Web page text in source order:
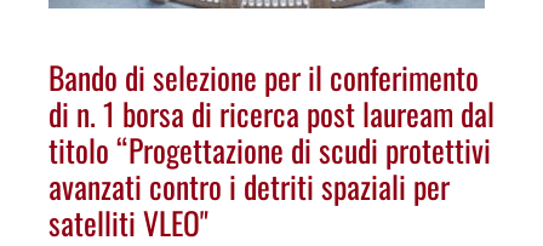
Bando di selezione per il conferimento
di n. 1 borsa di ricerca post lauream dal
titolo “Progettazione di scudi protettivi
avanzati contro i detriti spaziali per
satelliti VLEO"